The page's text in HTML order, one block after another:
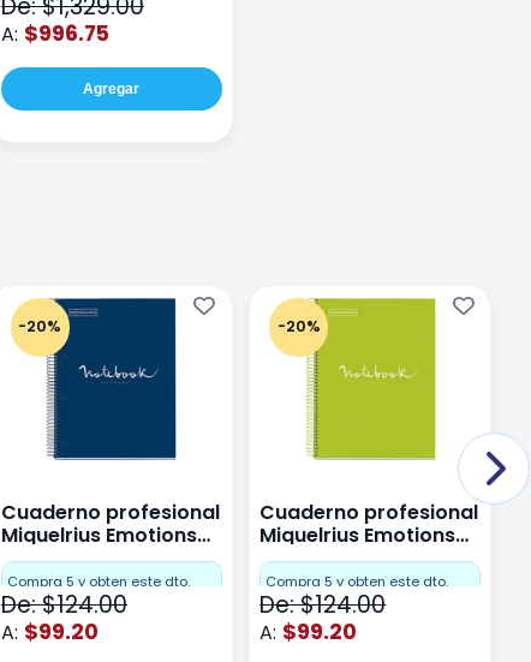
A: $996.75
Agregar
-20%
Cuaderno profesional
Miquelrius Emotions
Dots 80 hojas
Compra 5 y obten este dto.
De: $124.00
A: $99.20
-20%
Cuaderno profesional
Miquelrius Emotions
Dots 80 hojas Lima
Compra 5 y obten este dto.
De: $124.00
A: $99.20